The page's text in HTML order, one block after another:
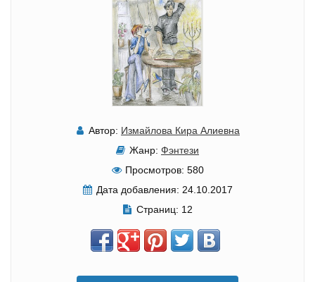
Автор: Измайлова Кира Алиевна
Жанр: Фэнтези
Просмотров: 580
Дата добавления: 24.10.2017
Страниц: 12